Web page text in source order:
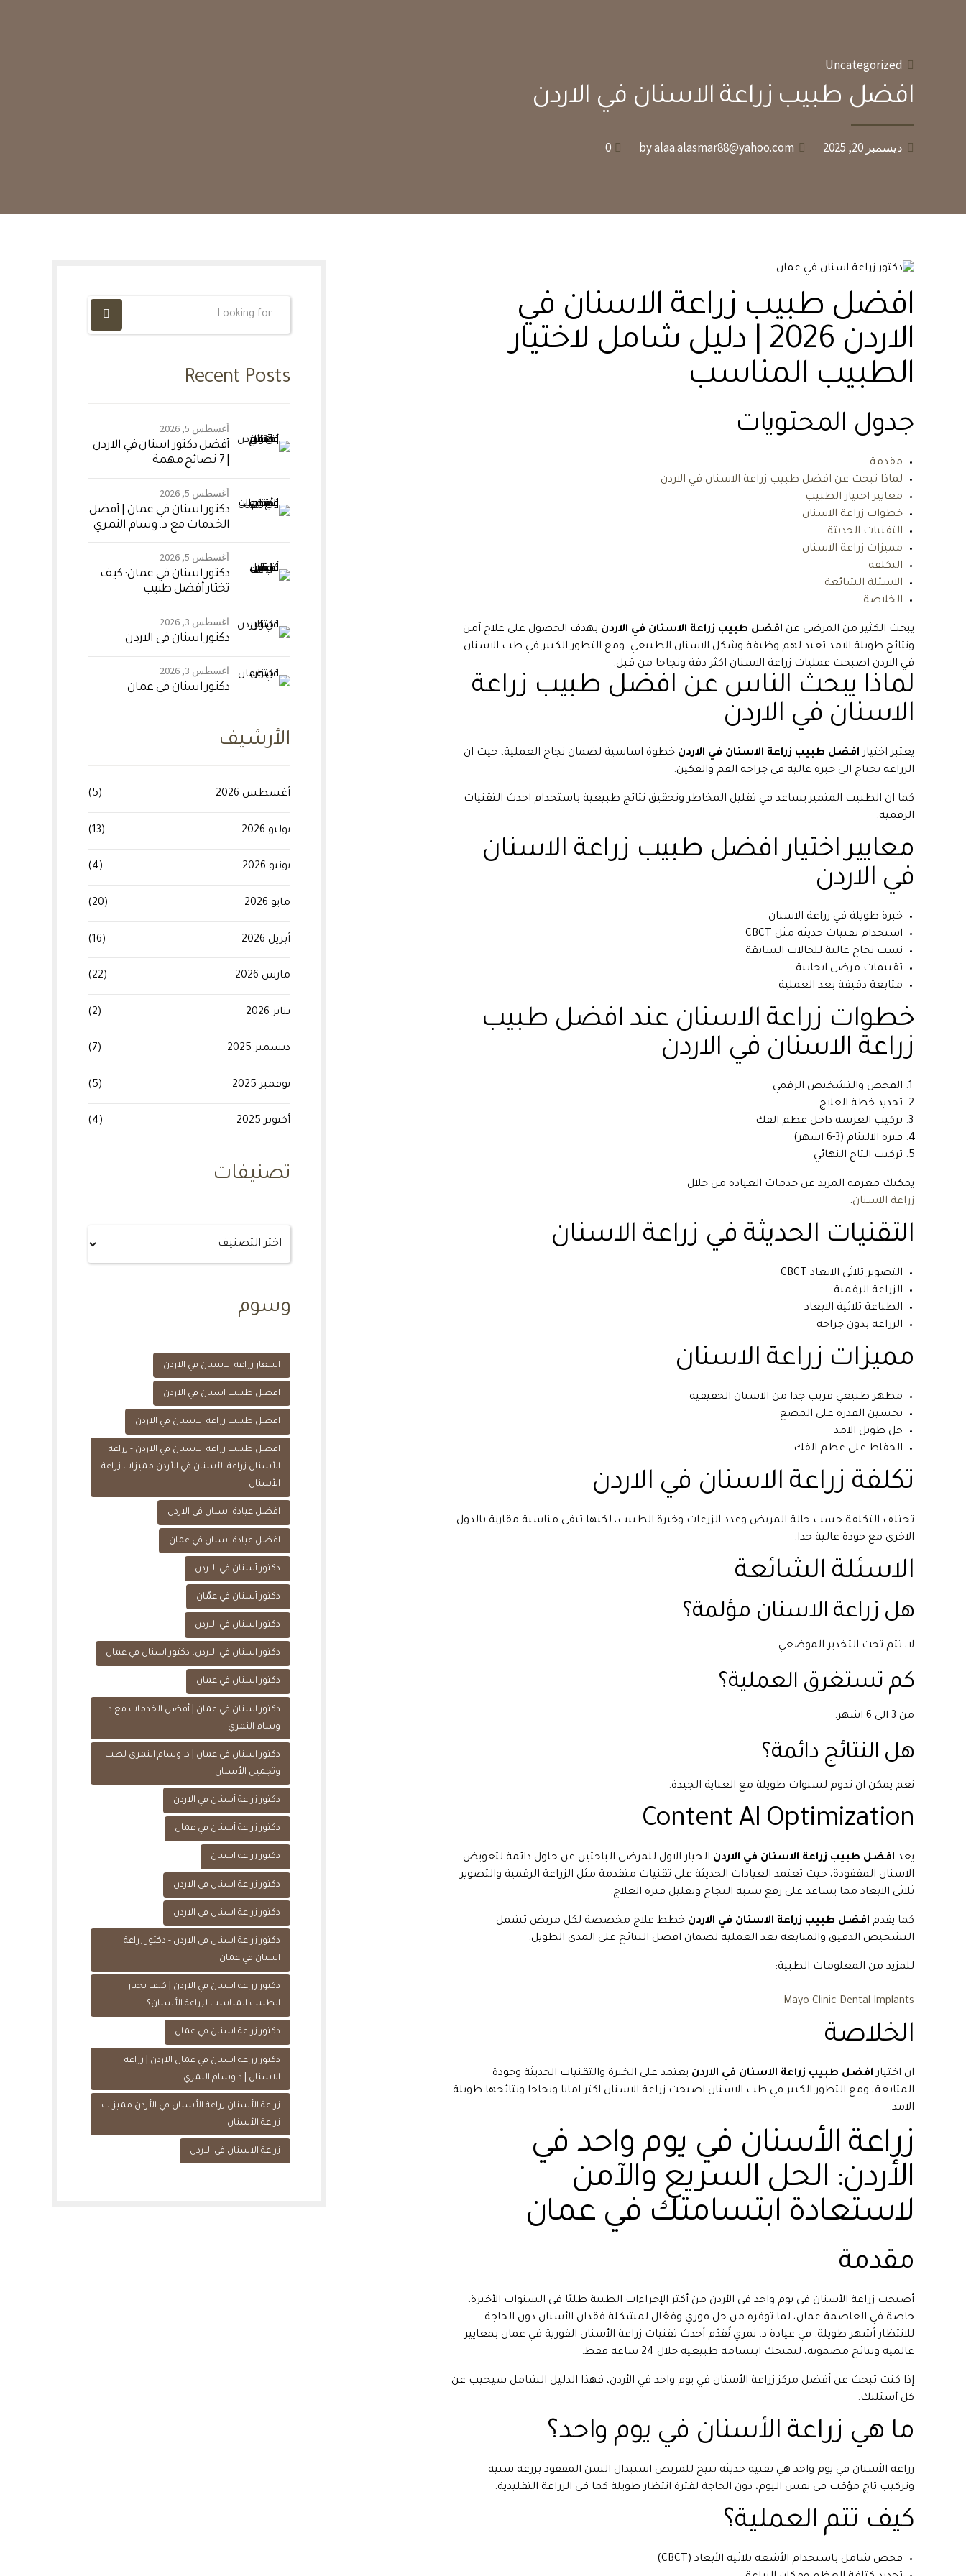
Uncategorized
افضل طبيب زراعة الاسنان في الاردن
ديسمبر 20, 2025 by alaa.alasmar88@yahoo.com
0
افضل طبيب زراعة الاسنان في
الاردن 2026 | دليل شامل لاختيار
الطبيب المناسب
جدول المحتويات
مقدمة
لماذا تبحث عن افضل طبيب زراعة الاسنان في الاردن
معايير اختيار الطبيب
خطوات زراعة الاسنان
التقنيات الحديثة
مميزات زراعة الاسنان
التكلفة
الاسئلة الشائعة
الخلاصة
يبحث الكثير من المرضى عن افضل طبيب زراعة الاسنان في الاردن بهدف الحصول على علاج آمن
ونتائج طويلة الامد تعيد لهم وظيفة وشكل الاسنان الطبيعي. ومع التطور الكبير في طب الاسنان
في الاردن اصبحت عمليات زراعة الاسنان اكثر دقة ونجاحا من قبل.
لماذا يبحث الناس عن افضل طبيب زراعة
الاسنان في الاردن
يعتبر اختيار افضل طبيب زراعة الاسنان في الاردن خطوة اساسية لضمان نجاح العملية، حيث ان
الزراعة تحتاج الى خبرة عالية في جراحة الفم والفكين.
كما ان الطبيب المتميز يساعد في تقليل المخاطر وتحقيق نتائج طبيعية باستخدام احدث التقنيات
الرقمية.
معايير اختيار افضل طبيب زراعة الاسنان
في الاردن
خبرة طويلة في زراعة الاسنان
استخدام تقنيات حديثة مثل CBCT
نسب نجاح عالية للحالات السابقة
تقييمات مرضى ايجابية
متابعة دقيقة بعد العملية
خطوات زراعة الاسنان عند افضل طبيب
زراعة الاسنان في الاردن
الفحص والتشخيص الرقمي
تحديد خطة العلاج
تركيب الغرسة داخل عظم الفك
فترة الالتئام (3-6 اشهر)
تركيب التاج النهائي
يمكنك معرفة المزيد عن خدمات العيادة من خلال
زراعة الاسنان.
التقنيات الحديثة في زراعة الاسنان
التصوير ثلاثي الابعاد CBCT
الزراعة الرقمية
الطباعة ثلاثية الابعاد
الزراعة بدون جراحة
مميزات زراعة الاسنان
مظهر طبيعي قريب جدا من الاسنان الحقيقية
تحسين القدرة على المضغ
حل طويل الامد
الحفاظ على عظم الفك
تكلفة زراعة الاسنان في الاردن
تختلف التكلفة حسب حالة المريض وعدد الزرعات وخبرة الطبيب، لكنها تبقى مناسبة مقارنة بالدول
الاخرى مع جودة عالية جدا.
الاسئلة الشائعة
هل زراعة الاسنان مؤلمة؟
لا، تتم تحت التخدير الموضعي.
كم تستغرق العملية؟
من 3 الى 6 اشهر.
هل النتائج دائمة؟
نعم يمكن ان تدوم لسنوات طويلة مع العناية الجيدة.
Content AI Optimization
يعد افضل طبيب زراعة الاسنان في الاردن الخيار الاول للمرضى الباحثين عن حلول دائمة لتعويض
الاسنان المفقودة، حيث تعتمد العيادات الحديثة على تقنيات متقدمة مثل الزراعة الرقمية والتصوير
ثلاثي الابعاد مما يساعد على رفع نسبة النجاح وتقليل فترة العلاج.
كما يقدم افضل طبيب زراعة الاسنان في الاردن خطط علاج مخصصة لكل مريض تشمل
التشخيص الدقيق والمتابعة بعد العملية لضمان افضل النتائج على المدى الطويل.
للمزيد من المعلومات الطبية:
Mayo Clinic Dental Implants
الخلاصة
ان اختيار افضل طبيب زراعة الاسنان في الاردن يعتمد على الخبرة والتقنيات الحديثة وجودة
المتابعة، ومع التطور الكبير في طب الاسنان اصبحت زراعة الاسنان اكثر امانا ونجاحا ونتائجها طويلة
الامد.
زراعة الأسنان في يوم واحد في
الأردن: الحل السريع والآمن
لاستعادة ابتسامتك في عمان
مقدمة
أصبحت زراعة الأسنان في يوم واحد في الأردن من أكثر الإجراءات الطبية طلبًا في السنوات الأخيرة،
خاصة في العاصمة عمان، لما توفره من حل فوري وفعّال لمشكلة فقدان الأسنان دون الحاجة
للانتظار أشهر طويلة. في عيادة د. نمري نُقدّم أحدث تقنيات زراعة الأسنان الفورية في عمان بمعايير
عالمية ونتائج مضمونة، لنمنحك ابتسامة طبيعية خلال 24 ساعة فقط.
إذا كنت تبحث عن أفضل مركز زراعة الأسنان في يوم واحد في الأردن، فهذا الدليل الشامل سيجيب عن
كل أسئلتك.
ما هي زراعة الأسنان في يوم واحد؟
زراعة الأسنان في يوم واحد هي تقنية حديثة تتيح للمريض استبدال السن المفقود بزرعة سنية
وتركيب تاج مؤقت في نفس اليوم، دون الحاجة لفترة انتظار طويلة كما في الزراعة التقليدية.
كيف تتم العملية؟
فحص شامل باستخدام الأشعة ثلاثية الأبعاد (CBCT)
Recent Posts
أغسطس 5, 2026
أفضل دكتور اسنان في الاردن
| 7 نصائح مهمة
أغسطس 5, 2026
دكتور اسنان في عمان | أفضل
الخدمات مع د. وسام النمري
أغسطس 5, 2026
دكتور اسنان في عمان: كيف
تختار أفضل طبيب
أغسطس 3, 2026
دكتور اسنان في الاردن
أغسطس 3, 2026
دكتور اسنان في عمان
الأرشيف
أغسطس 2026 (5)
يوليو 2026 (13)
يونيو 2026 (4)
مايو 2026 (20)
أبريل 2026 (16)
مارس 2026 (22)
يناير 2026 (2)
ديسمبر 2025 (7)
نوفمبر 2025 (5)
أكتوبر 2025 (4)
تصنيفات
وسوم
اسعار زراعة الاسنان في الاردن
افضل طبيب اسنان في الاردن
افضل طبيب زراعة الاسنان في الاردن
افضل طبيب زراعة الاسنان في الاردن - زراعة
الأسنان زراعة الأسنان في الأردن مميزات زراعة
الأسنان
افضل عيادة اسنان في الاردن
افضل عيادة اسنان في عمان
دكتور أسنان في الاردن
دكتور أسنان في عمّان
دكتور اسنان في الاردن
دكتور اسنان في الاردن، دكتور اسنان في عمان
دكتور اسنان في عمان
دكتور اسنان في عمان | أفضل الخدمات مع د.
وسام النمري
دكتور اسنان في عمان | د. وسام النمري لطب
وتجميل الأسنان
دكتور زراعة أسنان في الاردن
دكتور زراعة أسنان في عمان
دكتور زراعة اسنان
دكتور زراعة اسنان في الاردن
دكتور زراعة اسنان في الاردن
دكتور زراعة اسنان في الاردن - دكتور زراعة
اسنان في عمان
دكتور زراعة اسنان في الاردن | كيف تختار
الطبيب المناسب لزراعة الأسنان؟
دكتور زراعة اسنان في عمان
دكتور زراعة اسنان في عمان الاردن | زراعة
الاسنان | د وسام النمري
زراعة الأسنان زراعة الأسنان في الأردن مميزات
زراعة الأسنان
زراعة الاسنان في الاردن